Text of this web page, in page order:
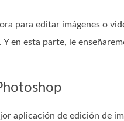
para editar imágenes o
en esta parte, le
aplicación de edición de